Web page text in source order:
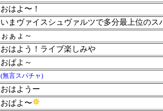
おはよ〜！
いまヴァイスシュヴァルツで多分最上位の
ぉぁょ～
おはよう！ライブ楽しみや
おぱよ～
(無言スパチャ)
おはようー
おぱよ〜